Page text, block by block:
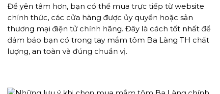
Để yên tâm hơn, bạn có thể mua trực tiếp từ website
chính thức, các cửa hàng được ủy quyền hoặc sản
thương mại điện tử chính hãng. Đây là cách tốt nhất để
đảm bảo bạn có trong tay mắm tôm Ba Làng TH chất
lượng, an toàn và đúng chuẩn vị.